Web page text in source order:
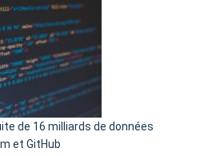
3
secondes
est
là
:
Le
Wrapped
Party
pour
comparer
vos
de 16 milliards de données
et GitHub